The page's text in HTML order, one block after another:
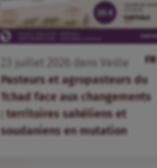
FR
juillet dans
Veille
Pasteurs et agropasteurs du
Tchad face aux changements
: territoires sahéliens et
soudaniens en mutation